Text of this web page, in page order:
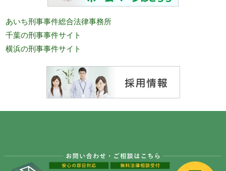
あいち刑事事件総合法律事務所
千葉の刑事事件サイト
横浜の刑事事件サイト